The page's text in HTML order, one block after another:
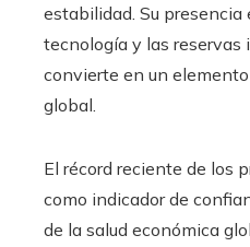
estabilidad. Su presencia
tecnología y las reservas
convierte en un
global.
El récord reciente de los
como indicador de
de la salud económica